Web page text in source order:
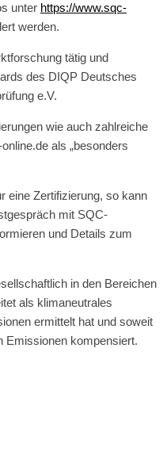
unter https://www.sqc-
werden.
tätig und
des DIQP Deutsches
e.V.
wie auch zahlreiche
als „besonders
eine Zertifizierung, so kann
mit SQC-
und Details zum
in den Bereichen
als klimaneutrales
ermittelt hat und soweit
Emissionen kompensiert.